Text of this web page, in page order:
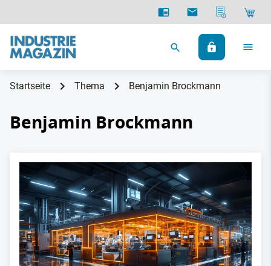
Startseite Thema Benjamin Brockmann
Benjamin Brockmann